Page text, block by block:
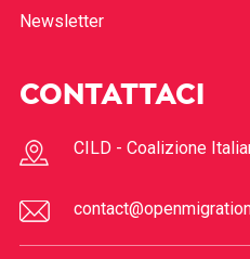
Newsletter
CONTATTACI
CILD - Coalizione